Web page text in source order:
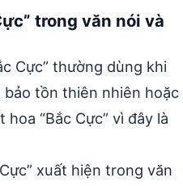
trong văn nói và
Cực” thường dùng khi
tồn thiên nhiên hoặc
“Bắc Cực” vì đây là
xuất hiện trong văn